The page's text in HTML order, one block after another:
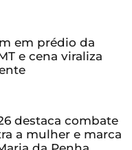
em prédio da
e cena viraliza
destaca combate
a mulher e marca